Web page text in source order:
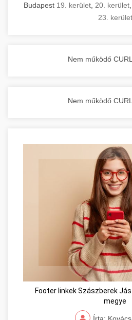
Budapest 19. kerület 20. kerület
23. kerület
Nem működő
Nem működő
Footer linkek Szászberek
megye